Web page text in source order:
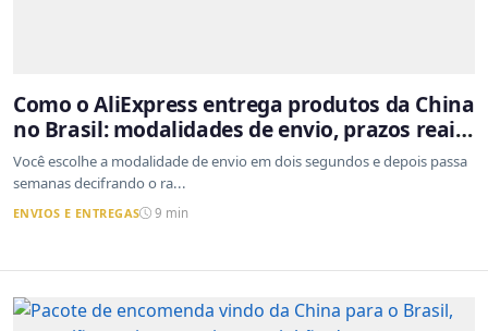
Como o AliExpress entrega produtos da China
no Brasil: modalidades de envio, prazos reais
e o que a Cainiao tem a ver com isso
Você escolhe a modalidade de envio em dois segundos e depois passa
semanas decifrando o ra...
ENVIOS E ENTREGAS 9 min